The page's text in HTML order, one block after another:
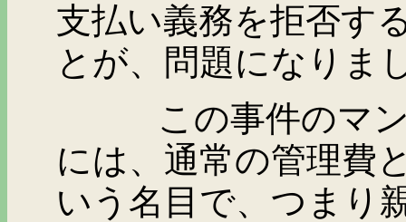
支払い義務を拒否す
とが、問題になりま
この事件のマンシ
には、通常の管理費
いう名目で、つまり